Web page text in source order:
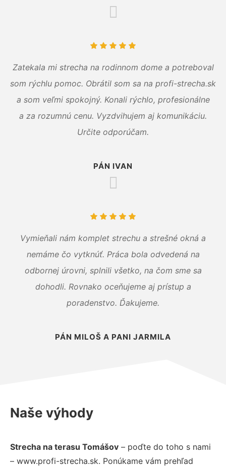
Zatekala mi strecha na rodinnom dome a potreboval
som rýchlu pomoc. Obrátil som sa na profi-strecha.sk
a som veľmi spokojný. Konali rýchlo, profesionálne
a za rozumnú cenu. Vyzdvihujem aj komunikáciu.
Určite odporúčam.
PÁN IVAN
Vymieňali nám komplet strechu a strešné okná a
nemáme čo vytknúť. Práca bola odvedená na
odbornej úrovni, splnili všetko, na čom sme sa
dohodli. Rovnako oceňujeme aj prístup a
poradenstvo. Ďakujeme.
PÁN MILOŠ A PANI JARMILA
Naše výhody
Strecha na terasu Tomášov – poďte do toho s nami
– www.profi-strecha.sk. Ponúkame vám prehľad